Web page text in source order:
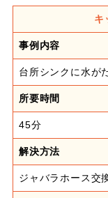
キ
事例内容
台所シンクに水が
所要時間
45分
解決方法
ジャバラホース交